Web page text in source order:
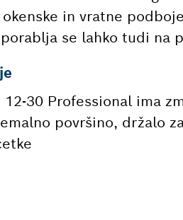
in vratne
se lahko tudi
12-30 Professional ima
površino, držalo